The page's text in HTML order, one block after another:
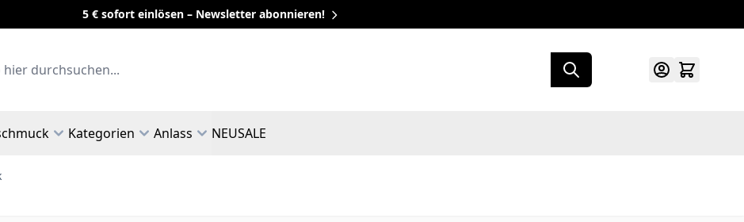
5 € sofort einlösen – Newsletter abonnieren!
Kategorien Anlass NEUSALE